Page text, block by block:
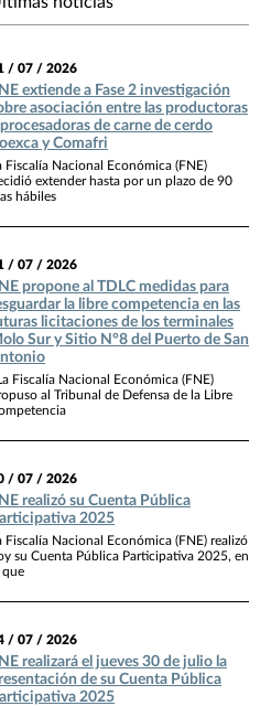
/ 07 / 2026
extiende a Fase 2 investigación
asociación entre las productoras
de carne de cerdo
y Comafri
Fiscalía Nacional Económica (FNE)
extender hasta por un plazo de 90
hábiles
/ 07 / 2026
propone al TDLC medidas para
la libre competencia en las
licitaciones de los terminales
Sur y Sitio N°8 del Puerto de San
Fiscalía Nacional Económica (FNE)
al Tribunal de Defensa de la Libre
/ 07 / 2026
realizó su Cuenta Pública
2025
Fiscalía Nacional Económica (FNE) realizó
su Cuenta Pública Participativa 2025, en
que
/ 07 / 2026
realizará el jueves 30 de julio la
de su Cuenta Pública
2025